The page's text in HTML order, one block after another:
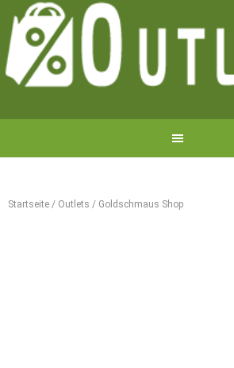
Startseite / Outlets / Goldschmaus Shop